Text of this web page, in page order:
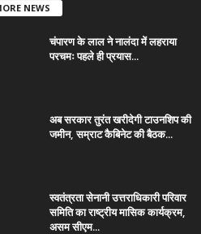
NEWS
चंपारण के लाल ने नालंदा में लहराया
परचमः पहले ही प्रयास...
अब सरकार तुरंत खरीदेगी टाउनशिप की
जमीन, सम्राट कैबिनेट की बैठक...
स्वतंत्रता सेनानी उत्तराधिकारी परिवार
समिति का राष्ट्रीय मासिक कार्यक्रम,
असम सीएम...